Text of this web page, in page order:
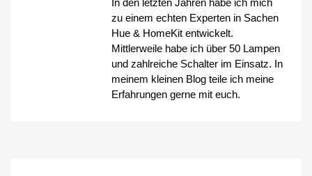
zu einem echten Experten in Sachen
Hue & HomeKit entwickelt.
Mittlerweile habe ich über 50 Lampen
und zahlreiche Schalter im Einsatz. In
meinem kleinen Blog teile ich meine
Erfahrungen gerne mit euch.